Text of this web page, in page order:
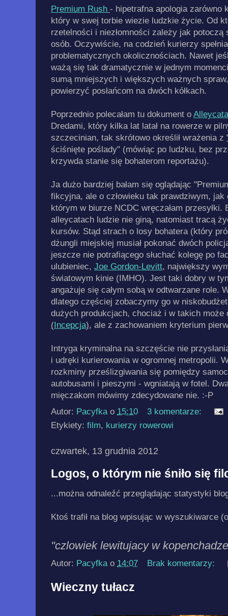
Premium Rush - hipetrafna apologia zarówno
który w swej torbie wiezie ludzkie życie. Od
rzetelności i niezłomności zależy jak
osób. Oczywiście, na codzień kurierzy
problematycznych okolicznościach. Nawet
ważą się tak dramatycznie w jednym
sumą mniejszych i większych ważnych
powierzyć posłańcom na dwóch kółkach.
Poprzednio polecałam tu dokument o
Dredami, który kilka lat latał na rowerze w
szczecinian, tak skrótowo określił wrażenia z
ściśnięte poślady" (mówiąc po ludzku, bez
krzywda stanie się bohaterom reportażu).
Ja dużo bardziej bałam się oglądając
fikcyjna, ale o człowieku tak prawdziwym,
którym w biurze NCDC wręczałam przesyłki.
alleycatach ludzie nie giną, natomiast tracą
kursów. Stąd strach o losy bohatera (który
dżungli miejskiej musiał pokonać dwóch
jeszcze nie potrafiącego słuchać kolegę po
ulubieniec, Joe Gordon-Levitt, największy
światowym kinie (IMHO). Jest taki dobry w
angażuje się całym sobą w odtwarzane role.
dlatego częściej zobaczymy go w
dużych produkcjach, chociaż i w takich może
(Incepcja), ale z zachowaniem kryterium
Intryga kryminalna na szczęście nie
i udręki kurierowania w ogromnej metropolii.
rozkminy prześlizgiwania się pomiędzy
autobusami i pieszymi - wgniatają w fotel.
mięczakom mówimy zdecydowane nie. :-P
Autor: Pacyfka o 15:10
3 komentarze:
Etykiety: film, kurierzy rowerowi
czwartek, 13 grudnia 2012
Logos, o którym nie śniło się
...można odnaleźć przeglądając statystyki
Ktoś trafił na blog wpisując w wyszukiwarce
"czlowiek lewitujacy w
Autor: Pacyfka o 14:07 Brak komentarzy:
Wieczny tułacz